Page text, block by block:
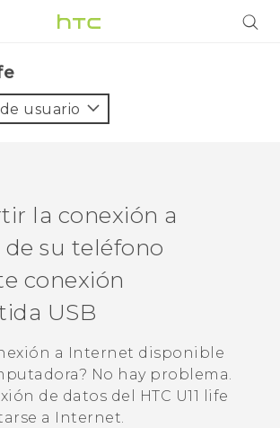
Accessories
usuario
la conexión a
su teléfono
conexión
USB
a Internet disponible
No hay problema.
de datos del
HTC U11 life
a Internet.